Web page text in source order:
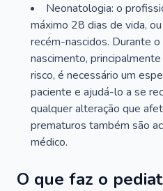
Neonatologia: o
máximo 28 dias de vida,
recém-nascidos. Durante
nascimento,
risco, é necessário um
paciente e ajudá-lo a se
qualquer alteração que
prematuros também são
médico.
O que faz o